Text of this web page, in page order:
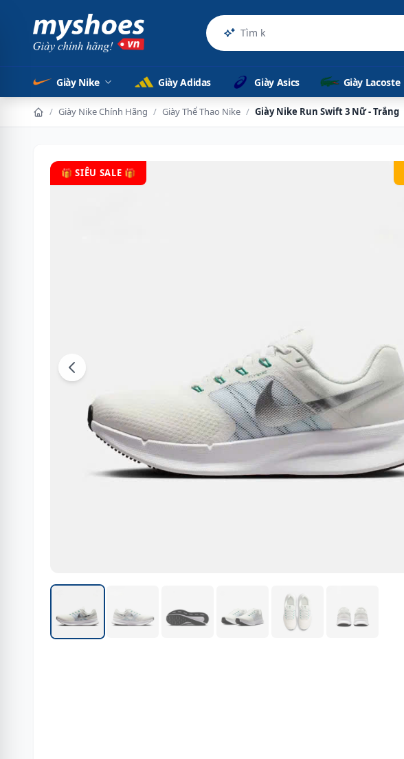
Sản phẩm
Giày Nike Giày Adidas Giày Asics Giày Lacoste
/ Giày Nike Chính Hãng / Giày Thể Thao Nike / Giày Nike Run Swift 3 Nữ - Trắng
🎁 SIÊU SALE 🎁